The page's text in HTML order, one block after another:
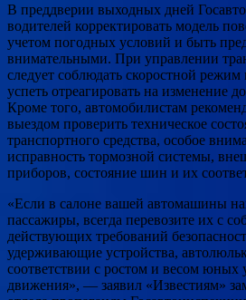
В преддверии выходных дней
водителей корректировать модель
учетом погодных условий и быть
внимательными. При управлении
следует соблюдать скоростной
успеть отреагировать на изменение
Кроме того, автомобилистам
выездом проверить техническое
транспортного средства, особое
исправность тормозной системы,
приборов, состояние шин и их
«Если в салоне вашей автомашины
пассажиры, всегда перевозите их с
действующих требований
удерживающие устройства,
соответствии с ростом и весом юных
движения», — заявил «Известиям»